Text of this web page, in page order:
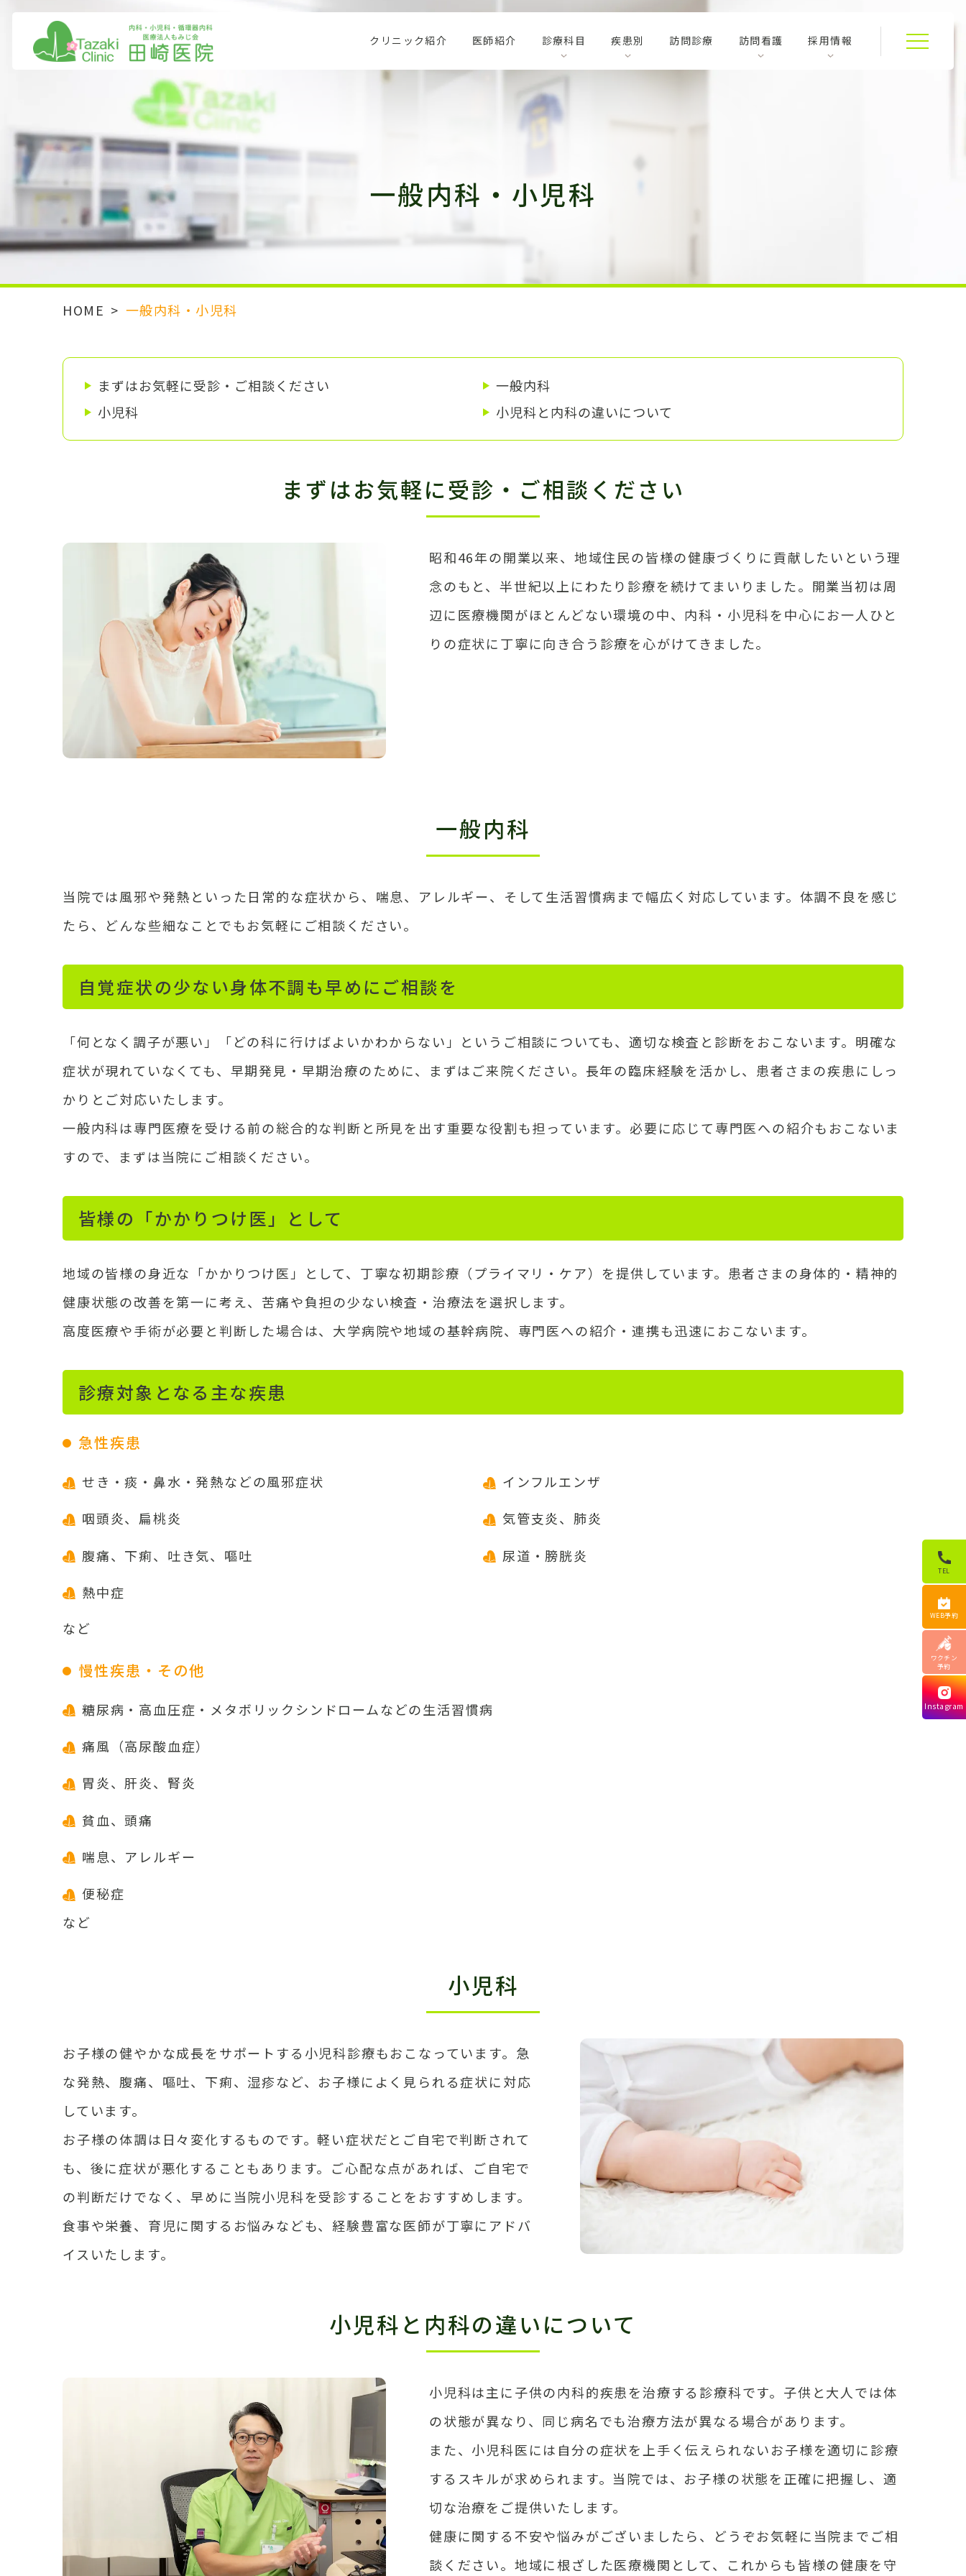
クリニック紹介 医師紹介 診療科目 疾患別 訪問診療 訪問看護 採用情報
一般内科・小児科
HOME > 一般内科・小児科
まずはお気軽に受診・ご相談ください
一般内科
小児科
小児科と内科の違いについて
まずはお気軽に受診・ご相談ください
昭和46年の開業以来、地域住民の皆様の健康づくりに貢献したいという理
念のもと、半世紀以上にわたり診療を続けてまいりました。開業当初は周
辺に医療機関がほとんどない環境の中、内科・小児科を中心にお一人ひと
りの症状に丁寧に向き合う診療を心がけてきました。
一般内科
当院では風邪や発熱といった日常的な症状から、喘息、アレルギー、そして生活習慣病まで幅広く対応しています。体調不良を感じ
たら、どんな些細なことでもお気軽にご相談ください。
自覚症状の少ない身体不調も早めにご相談を
「何となく調子が悪い」「どの科に行けばよいかわからない」というご相談についても、適切な検査と診断をおこないます。明確な
症状が現れていなくても、早期発見・早期治療のために、まずはご来院ください。長年の臨床経験を活かし、患者さまの疾患にしっ
かりとご対応いたします。
一般内科は専門医療を受ける前の総合的な判断と所見を出す重要な役割も担っています。必要に応じて専門医への紹介もおこないま
すので、まずは当院にご相談ください。
皆様の「かかりつけ医」として
地域の皆様の身近な「かかりつけ医」として、丁寧な初期診療（プライマリ・ケア）を提供しています。患者さまの身体的・精神的
健康状態の改善を第一に考え、苦痛や負担の少ない検査・治療法を選択します。
高度医療や手術が必要と判断した場合は、大学病院や地域の基幹病院、専門医への紹介・連携も迅速におこないます。
診療対象となる主な疾患
急性疾患
せき・痰・鼻水・発熱などの風邪症状
インフルエンザ
咽頭炎、扁桃炎
気管支炎、肺炎
腹痛、下痢、吐き気、嘔吐
尿道・膀胱炎
熱中症
など
慢性疾患・その他
糖尿病・高血圧症・メタボリックシンドロームなどの生活習慣病
痛風（高尿酸血症）
胃炎、肝炎、腎炎
貧血、頭痛
喘息、アレルギー
便秘症
など
小児科
お子様の健やかな成長をサポートする小児科診療もおこなっています。急
な発熱、腹痛、嘔吐、下痢、湿疹など、お子様によく見られる症状に対応
しています。
お子様の体調は日々変化するものです。軽い症状だとご自宅で判断されて
も、後に症状が悪化することもあります。ご心配な点があれば、ご自宅で
の判断だけでなく、早めに当院小児科を受診することをおすすめします。
食事や栄養、育児に関するお悩みなども、経験豊富な医師が丁寧にアドバ
イスいたします。
小児科と内科の違いについて
小児科は主に子供の内科的疾患を治療する診療科です。子供と大人では体
の状態が異なり、同じ病名でも治療方法が異なる場合があります。
また、小児科医には自分の症状を上手く伝えられないお子様を適切に診療
するスキルが求められます。当院では、お子様の状態を正確に把握し、適
切な治療をご提供いたします。
健康に関する不安や悩みがございましたら、どうぞお気軽に当院までご相
談ください。地域に根ざした医療機関として、これからも皆様の健康を守
TEL
WEB予約
ワクチン
予約
Instagram